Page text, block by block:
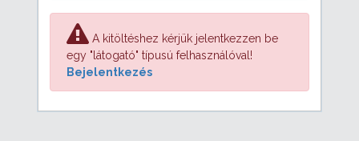
A kitöltéshez kérjük jelentkezzen be
egy "látogató" típusú felhasználóval!
Bejelentkezés